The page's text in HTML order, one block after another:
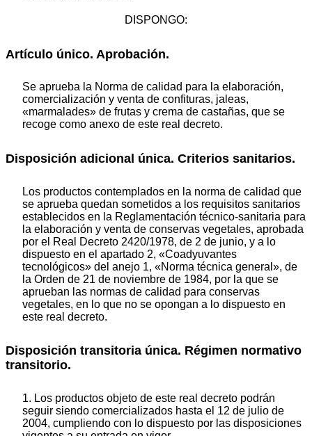
DISPONGO:
Artículo único. Aprobación.
Se aprueba la Norma de calidad para la elaboración,
comercialización y venta de confituras, jaleas,
«marmalades» de frutas y crema de castañas, que se
recoge como anexo de este real decreto.
Disposición adicional única. Criterios sanitarios.
Los productos contemplados en la norma de calidad que
se aprueba quedan sometidos a los requisitos sanitarios
establecidos en la Reglamentación técnico-sanitaria para
la elaboración y venta de conservas vegetales, aprobada
por el Real Decreto 2420/1978, de 2 de junio, y a lo
dispuesto en el apartado 2, «Coadyuvantes
tecnológicos» del anejo 1, «Norma técnica general», de
la Orden de 21 de noviembre de 1984, por la que se
aprueban las normas de calidad para conservas
vegetales, en lo que no se opongan a lo dispuesto en
este real decreto.
Disposición transitoria única. Régimen normativo
transitorio.
1. Los productos objeto de este real decreto podrán
seguir siendo comercializados hasta el 12 de julio de
2004, cumpliendo con lo dispuesto por las disposiciones